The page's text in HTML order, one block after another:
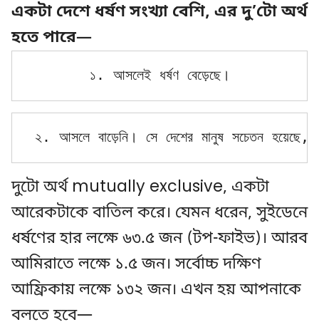
একটা দেশে ধর্ষণ সংখ্যা বেশি, এর দু’টো অর্থ
হতে পারে—
১. আসলেই ধর্ষণ বেড়েছে।
২. আসলে বাড়েনি। সে দেশের মানুষ সচেতন হয়েছে,
দুটো অর্থ mutually exclusive, একটা
আরেকটাকে বাতিল করে। যেমন ধরেন, সুইডেনে
ধর্ষণের হার লক্ষে ৬৩.৫ জন (টপ-ফাইভ)। আরব
আমিরাতে লক্ষে ১.৫ জন। সর্বোচ্চ দক্ষিণ
আফ্রিকায় লক্ষে ১৩২ জন। এখন হয় আপনাকে
বলতে হবে—